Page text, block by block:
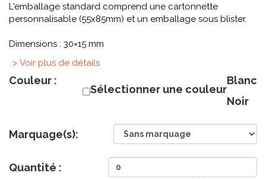
L'emballage standard comprend une cartonnette
personnalisable (55x85mm) et un emballage sous blister.
Dimensions : 30×15 mm
> Voir plus de détails
Couleur :
Sélectionner une couleur
Blanc
Noir
Marquage(s):
Quantité :